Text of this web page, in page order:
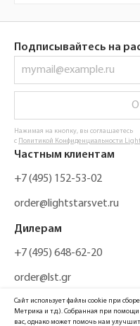
Подписывайтесь на
Нажимая на кнопку, вы соглашаетесь
с Политикой Конфиденциальности
Частным клиентам
+7 (495) 152-53-02
order@lightstarsvet.ru
Дилерам
+7 (495) 648-62-20
order@lst.gr
Сайт использует файлы cookie при
Метрика и т.д.). Собранная при
вас, однако может помочь нам